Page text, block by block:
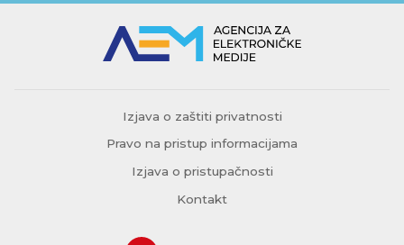
Izjava o zaštiti privatnosti
Pravo na pristup informacijama
Izjava o pristupačnosti
Kontakt